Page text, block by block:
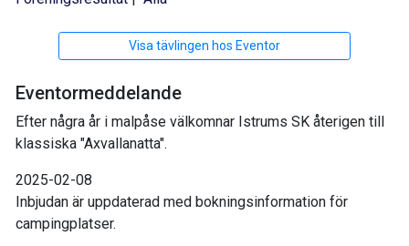
Visa tävlingen hos Eventor
Eventormeddelande
Efter några år i malpåse välkomnar Istrums SK återigen till
klassiska "Axvallanatta".
2025-02-08
Inbjudan är uppdaterad med bokningsinformation för
campingplatser.